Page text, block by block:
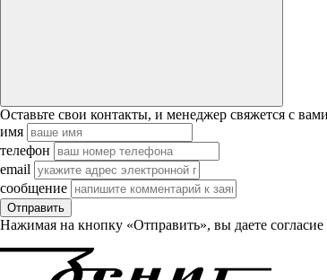
Оставьте свои контакты, и менеджер свяжется с
имя
телефон
email
сообщение
Отправить
Нажимая на кнопку «Отправить», вы даете согласие